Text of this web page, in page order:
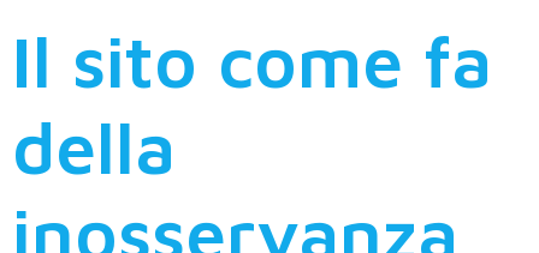
Il sito come fa
della
inosservanza